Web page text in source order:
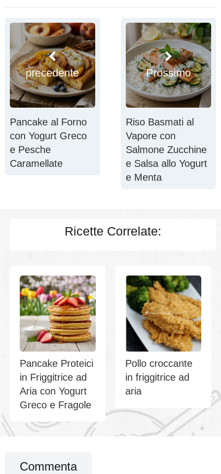
precedente
Pancake al Forno
con Yogurt Greco
e Pesche
Caramellate
Prossimo
Riso Basmati al
Vapore con
Salmone Zucchine
e Salsa allo Yogurt
e Menta
Ricette Correlate:
Pancake Proteici
in Friggitrice ad
Aria con Yogurt
Greco e Fragole
Pollo croccante
in friggitrice ad
aria
Commenta